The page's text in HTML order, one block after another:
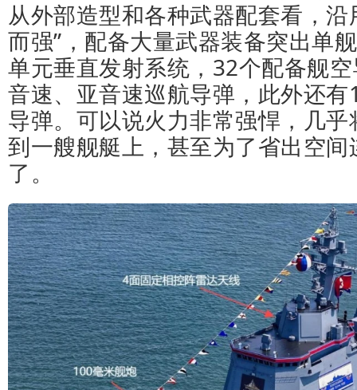
从外部造型和各种武器配套看，沿
而强”，配备大量武器装备突出单
单元垂直发射系统，32个配备舰
音速、亚音速巡航导弹，此外还
导弹。可以说火力非常强悍，几
到一艘舰艇上，甚至为了省出空
了。